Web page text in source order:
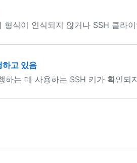
형식이 인식되지 않거나 SSH 클라
하고 있음
하는 데 사용하는 SSH 키가 확인되